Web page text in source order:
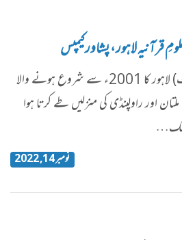
قرآنیہ لاہور، پشاور کیمپس
اِدارہ رحیمیہ علومِ قرآنیہ (ٹرسٹ) لاہور کا 2001ء سے شروع ہونے والا
اور راولپنڈی کی منزلیں طے کرتا ہوا
نومبر 14, 2022